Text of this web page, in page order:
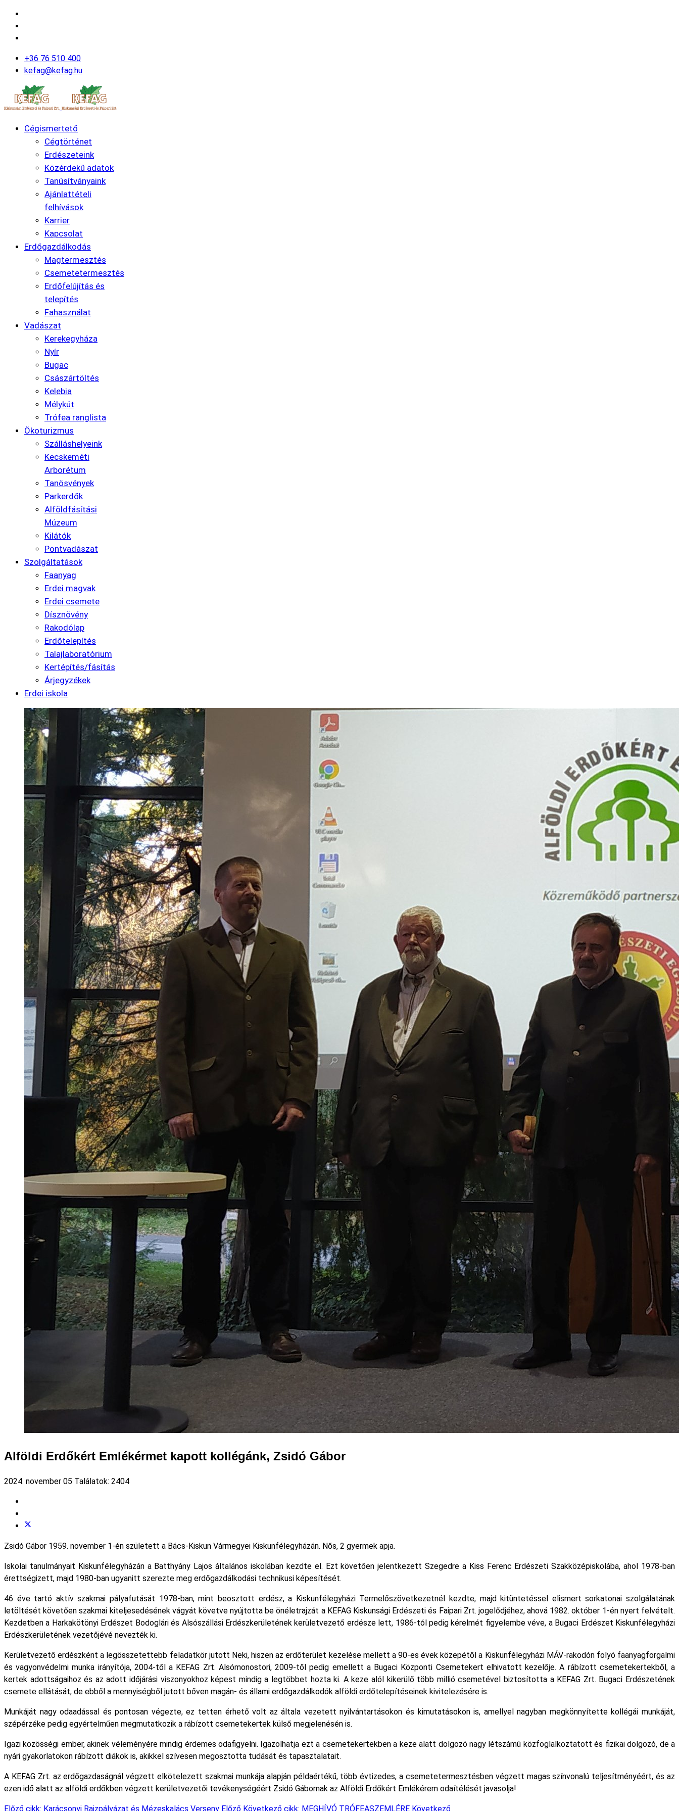
+36 76 510 400
kefag@kefag.hu
Cégismertető
Cégtörténet
Erdészeteink
Közérdekű adatok
Tanúsítványaink
Ajánlattételi
felhívások
Karrier
Kapcsolat
Erdőgazdálkodás
Magtermesztés
Csemetetermesztés
Erdőfelújítás és
telepítés
Fahasználat
Vadászat
Kerekegyháza
Nyír
Bugac
Császártöltés
Kelebia
Mélykút
Trófea ranglista
Ökoturizmus
Szálláshelyeink
Kecskeméti
Arborétum
Tanösvények
Parkerdők
Alföldfásítási
Múzeum
Kilátók
Pontvadászat
Szolgáltatások
Faanyag
Erdei magvak
Erdei csemete
Dísznövény
Rakodólap
Erdőtelepítés
Talajlaboratórium
Kertépítés/fásítás
Árjegyzékek
Erdei iskola
Alföldi Erdőkért Emlékérmet kapott kollégánk, Zsidó Gábor
2024. november 05 Találatok: 2404
Zsidó Gábor 1959. november 1-én született a Bács-Kiskun Vármegyei Kiskunfélegyházán. Nős, 2 gyermek apja.
Iskolai tanulmányait Kiskunfélegyházán a Batthyány Lajos általános iskolában kezdte el. Ezt követően jelentkezett Szegedre a Kiss Ferenc Erdészeti Szakközépiskolába, ahol 1978-ban
érettségizett, majd 1980-ban ugyanitt szerezte meg erdőgazdálkodási technikusi képesítését.
46 éve tartó aktív szakmai pályafutását 1978-ban, mint beosztott erdész, a Kiskunfélegyházi Termelőszövetkezetnél kezdte, majd kitüntetéssel elismert sorkatonai szolgálatának
letöltését követően szakmai kiteljesedésének vágyát követve nyújtotta be önéletrajzát a KEFAG Kiskunsági Erdészeti és Faipari Zrt. jogelődjéhez, ahová 1982. október 1-én nyert felvételt.
Kezdetben a Harkakötönyi Erdészet Bodoglári és Alsószállási Erdészkerületének kerületvezető erdésze lett, 1986-tól pedig kérelmét figyelembe véve, a Bugaci Erdészet Kiskunfélegyházi
Erdészkerületének vezetőjévé nevezték ki.
Kerületvezető erdészként a legösszetettebb feladatkör jutott Neki, hiszen az erdőterület kezelése mellett a 90-es évek közepétől a Kiskunfélegyházi MÁV-rakodón folyó faanyagforgalmi
és vagyonvédelmi munka irányítója, 2004-től a KEFAG Zrt. Alsómonostori, 2009-től pedig emellett a Bugaci Központi Csemetekert elhivatott kezelője. A rábízott csemetekertekből, a
kertek adottságaihoz és az adott időjárási viszonyokhoz képest mindig a legtöbbet hozta ki. A keze alól kikerülő több millió csemetével biztosította a KEFAG Zrt. Bugaci Erdészetének
csemete ellátását, de ebből a mennyiségből jutott bőven magán- és állami erdőgazdálkodók alföldi erdőtelepítéseinek kivitelezésére is.
Munkáját nagy odaadással és pontosan végezte, ez tetten érhető volt az általa vezetett nyilvántartásokon és kimutatásokon is, amellyel nagyban megkönnyítette kollégái munkáját,
szépérzéke pedig egyértelműen megmutatkozik a rábízott csemetekertek külső megjelenésén is.
Igazi közösségi ember, akinek véleményére mindig érdemes odafigyelni. Igazolhatja ezt a csemetekertekben a keze alatt dolgozó nagy létszámú közfoglalkoztatott és fizikai dolgozó, de a
nyári gyakorlatokon rábízott diákok is, akikkel szívesen megosztotta tudását és tapasztalatait.
A KEFAG Zrt. az erdőgazdaságnál végzett elkötelezett szakmai munkája alapján példaértékű, több évtizedes, a csemetetermesztésben végzett magas színvonalú teljesítményéért, és az
ezen idő alatt az alföldi erdőkben végzett kerületvezetői tevékenységéért Zsidó Gábornak az Alföldi Erdőkért Emlékérem odaítélését javasolja!
Előző cikk: Karácsonyi Rajzpályázat és Mézeskalács Verseny Előző Következő cikk: MEGHÍVÓ TRÓFEASZEMLÉRE Következő